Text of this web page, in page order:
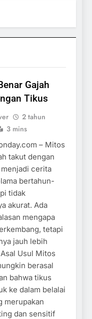
Gajah
Tikus
2 tahun
3 mins
– Mitos
takut dengan
cerita
bertahun-
tidak
akurat. Ada
mengapa
tetapi
jauh lebih
Usul Mitos
berasal
bahwa tikus
ke dalam belalai
merupakan
dan sensitif